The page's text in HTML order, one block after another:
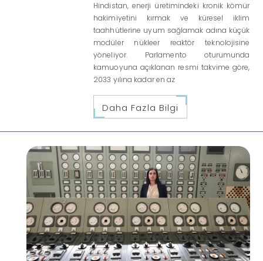
Hindistan, enerji üretimindeki kronik kömür
hakimiyetini kırmak ve küresel iklim
taahhütlerine uyum sağlamak adına küçük
modüler nükleer reaktör teknolojisine
yöneliyor. Parlamento oturumunda
kamuoyuna açıklanan resmi takvime göre,
2033 yılına kadar en az
Daha Fazla Bilgi